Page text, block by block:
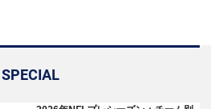
SPECIAL